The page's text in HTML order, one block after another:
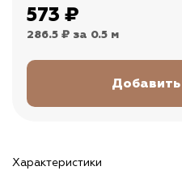
573 ₽
286.5 ₽ за 0.5 м
Характеристики